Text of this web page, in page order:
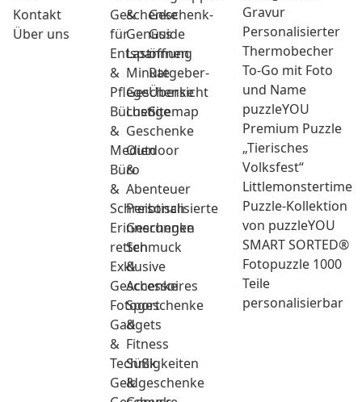
Kontakt
Über uns
Geschenke
für
Entspannung
&
Pflege
Bücher
&
Medien
Büro
&
Schreibtisch
Erinnerungen
retten
Exklusive
Geschenke
Fotogeschenke
Gadgets
&
Technik
Geldgeschenke
&
Genuss
Last
Minute
Geschenke
Lustige
Geschenke
Outdoor
&
Abenteuer
Personalisierte
Geschenke
Schmuck
&
Accessoires
Sport
&
Fitness
Süßigkeiten
&
Geschenk-
Guide
öffnen
Ratgeber-
Übersicht
Sitemap
Gravur
Personalisierter
Thermobecher
To-Go mit Foto
und Name
puzzleYOU
Premium Puzzle
„Tierisches
Volksfest“
Littlemonstertime
Puzzle-Kollektion
von puzzleYOU
SMART SORTED®
Fotopuzzle 1000
Teile
personalisierbar